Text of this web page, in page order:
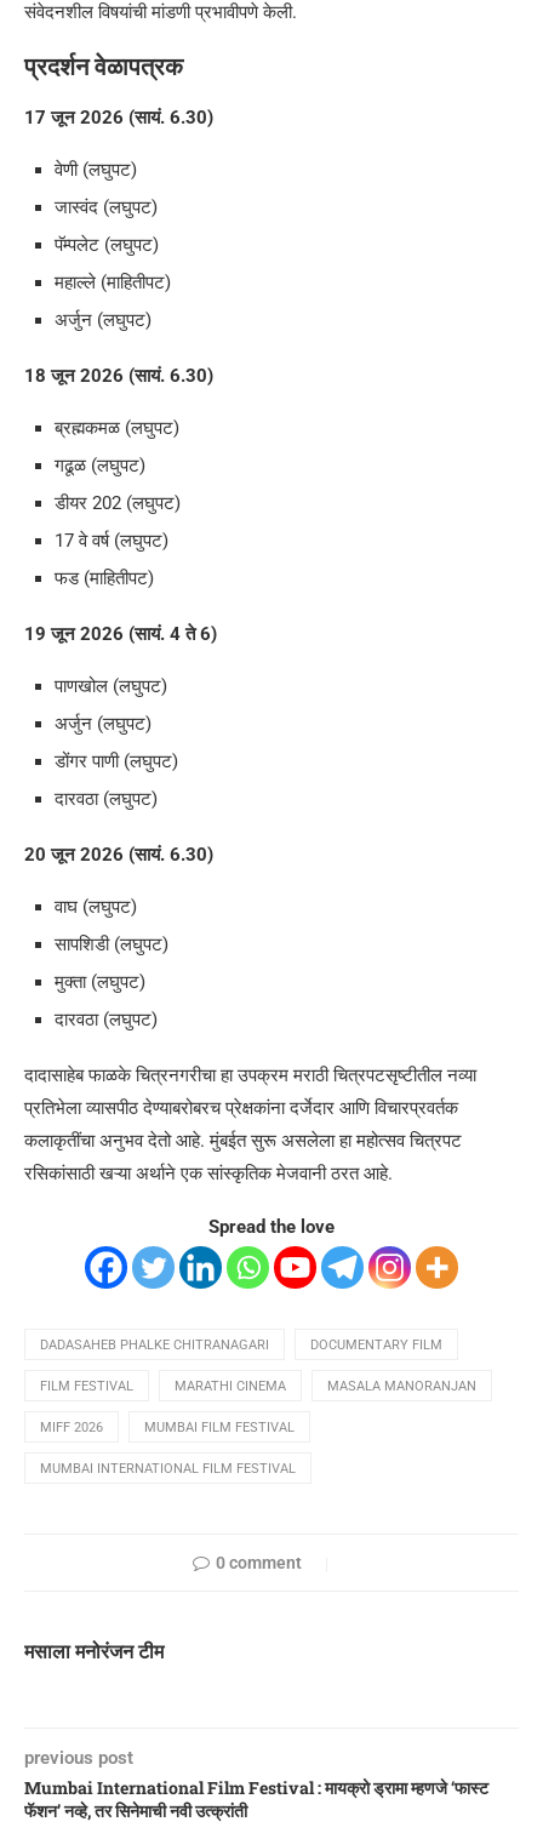
संवेदनशील विषयांची मांडणी प्रभावीपणे केली.
प्रदर्शन वेळापत्रक
17 जून 2026 (सायं. 6.30)
वेणी (लघुपट)
जास्वंद (लघुपट)
पॅम्पलेट (लघुपट)
महाल्ले (माहितीपट)
अर्जुन (लघुपट)
18 जून 2026 (सायं. 6.30)
ब्रह्मकमळ (लघुपट)
गढूळ (लघुपट)
डीयर 202 (लघुपट)
17 वे वर्ष (लघुपट)
फड (माहितीपट)
19 जून 2026 (सायं. 4 ते 6)
पाणखोल (लघुपट)
अर्जुन (लघुपट)
डोंगर पाणी (लघुपट)
दारवठा (लघुपट)
20 जून 2026 (सायं. 6.30)
वाघ (लघुपट)
सापशिडी (लघुपट)
मुक्ता (लघुपट)
दारवठा (लघुपट)
दादासाहेब फाळके चित्रनगरीचा हा उपक्रम मराठी चित्रपटसृष्टीतील नव्या
प्रतिभेला व्यासपीठ देण्याबरोबरच प्रेक्षकांना दर्जेदार आणि विचारप्रवर्तक
कलाकृतींचा अनुभव देतो आहे. मुंबईत सुरू असलेला हा महोत्सव चित्रपट
रसिकांसाठी खऱ्या अर्थाने एक सांस्कृतिक मेजवानी ठरत आहे.
Spread the love
DADASAHEB PHALKE CHITRANAGARI DOCUMENTARY FILM
FILM FESTIVAL MARATHI CINEMA MASALA MANORANJAN
MIFF 2026 MUMBAI FILM FESTIVAL
MUMBAI INTERNATIONAL FILM FESTIVAL
0 comment
मसाला मनोरंजन टीम
previous post
Mumbai International Film Festival : मायक्रो ड्रामा म्हणजे ‘फास्ट
फॅशन’ नव्हे, तर सिनेमाची नवी उत्क्रांती